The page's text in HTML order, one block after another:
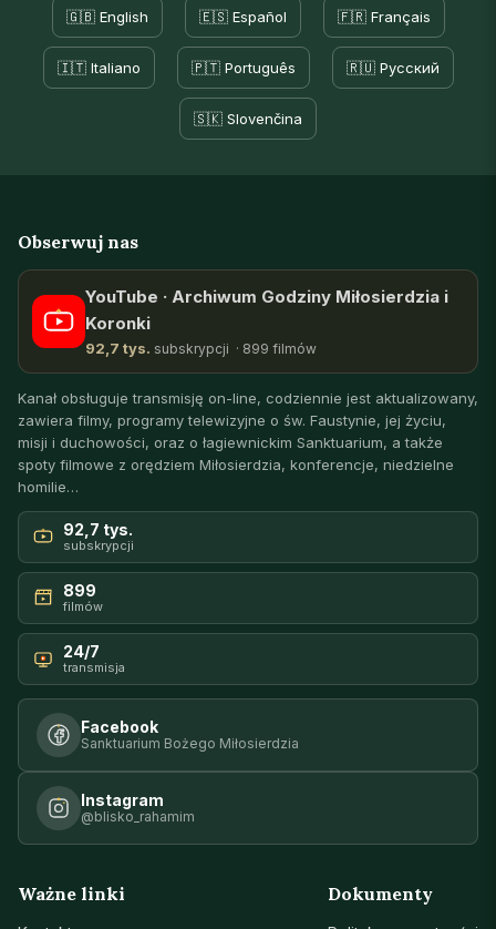
🇬🇧 English 🇪🇸 Español 🇫🇷 Français
🇮🇹 Italiano 🇵🇹 Português 🇷🇺 Русский
🇸🇰 Slovenčina
Obserwuj nas
YouTube · Archiwum Godziny Miłosierdzia i
Koronki
92,7 tys. subskrypcji · 899 filmów
Kanał obsługuje transmisję on-line, codziennie jest aktualizowany,
zawiera filmy, programy telewizyjne o św. Faustynie, jej życiu,
misji i duchowości, oraz o łagiewnickim Sanktuarium, a także
spoty filmowe z orędziem Miłosierdzia, konferencje, niedzielne
homilie…
92,7 tys.
subskrypcji
899
filmów
24/7
transmisja
Facebook
Sanktuarium Bożego Miłosierdzia
Instagram
@blisko_rahamim
Ważne linki Dokumenty